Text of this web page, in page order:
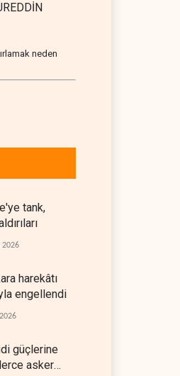
neden
tank,
2026
harekâtı
engellendi
güçlerine
asker